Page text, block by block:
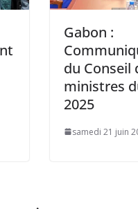
Gabon :
du Conseil
ministres
2025
samedi 21 juin